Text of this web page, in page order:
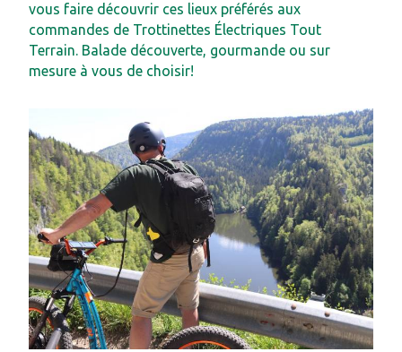
vous faire découvrir ces lieux préférés aux
commandes de Trottinettes Électriques Tout
Terrain. Balade découverte, gourmande ou sur
mesure à vous de choisir!